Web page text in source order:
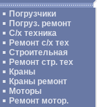
Погрузчики
Погруз. ремонт
С/х техника
Ремонт с/х тех
Строительная
Ремонт стр. тех
Краны
Краны ремонт
Моторы
Ремонт мотор.